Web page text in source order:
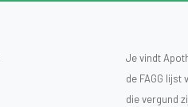
Je vindt
de FAGG lijst
die vergund